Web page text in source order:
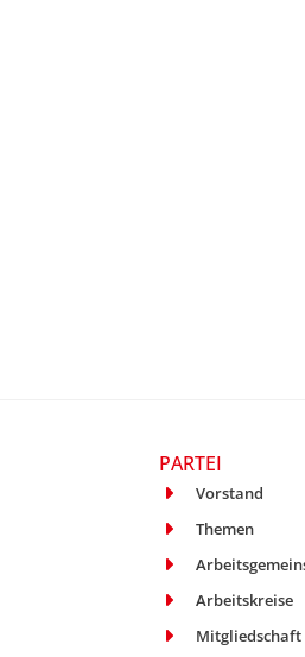
PARTEI
Vorstand
Themen
Arbeitskreise
Mitgliedschaft